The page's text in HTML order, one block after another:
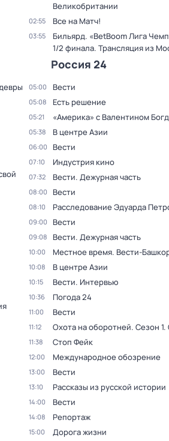
Великобритании
02:55 Все на Матч!
03:55
Бильярд. «BetBoom Лига
1/2 финала. Трансляция из
Россия 24
05:00 Вести
05:08 Есть решение
05:21 «Америка» с Валентином
05:38 В центре Азии
06:00 Вести
07:10 Индустрия кино
07:32 Вести. Дежурная часть
08:00 Вести
08:10 Расследование Эдуарда
09:00 Вести
09:08 Вести. Дежурная часть
10:00 Местное время. Вести-
10:08 В центре Азии
10:15 Вести. Интервью
10:36 Погода 24
11:00 Вести
11:12 Охота на оборотней. Сезон 1.
11:38 Стоп Фейк
12:00 Международное обозрение
13:00 Вести
13:10 Рассказы из русской истории
14:00 Вести
14:08 Репортаж
15:00 Дорога жизни